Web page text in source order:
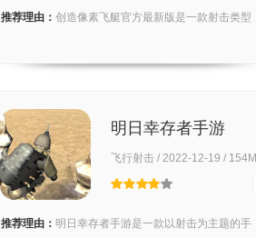
推荐理由： 创造像素飞艇官方最新版是一款射击类型
明日幸存者手游
飞行射击 / 2022-12-19 / 154M
推荐理由： 明日幸存者手游是一款以射击为主题的手